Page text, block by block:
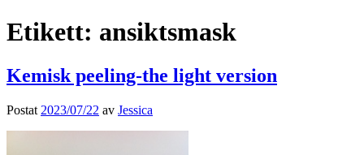
Etikett: ansiktsmask
Kemisk peeling-the light version
Postat 2023/07/22 av Jessica